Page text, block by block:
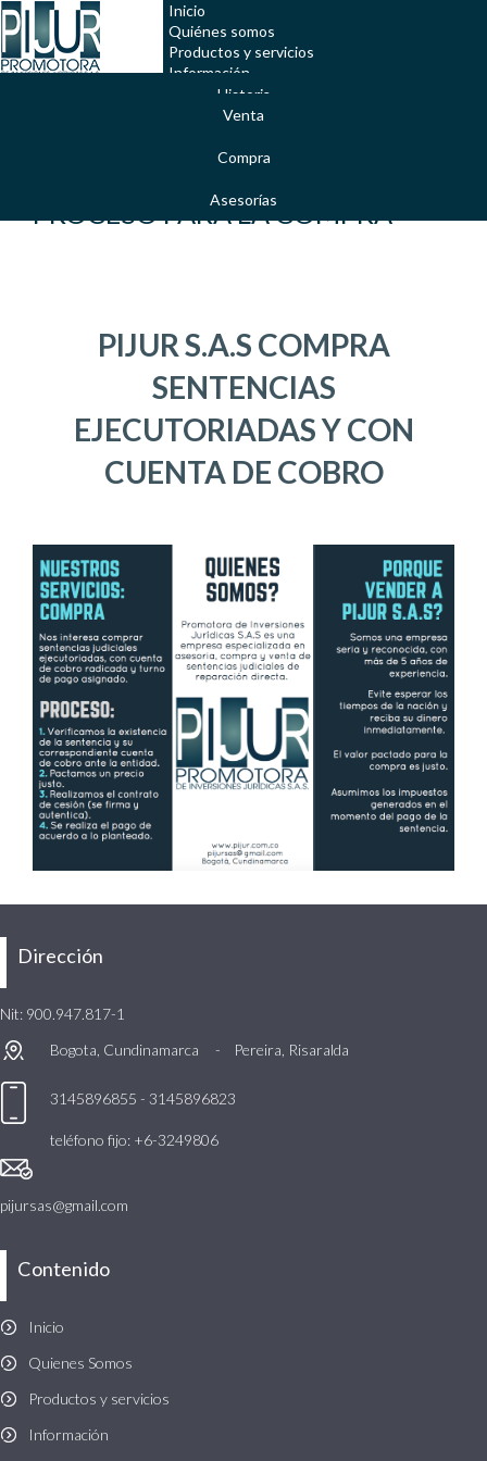
Inicio
Quiénes somos
Historia
Productos y servicios
Venta
Compra
Asesorías
Información
PROCESO PARA LA COMPRA
PIJUR S.A.S COMPRA
SENTENCIAS
EJECUTORIADAS Y CON
CUENTA DE COBRO
Dirección
Nit: 900.947.817-1
Bogota, Cundinamarca -
Pereira, Risaralda
3145896855 - 3145896823
teléfono fijo: +6-3249806
pijursas@gmail.com
Contenido
Inicio
Quienes Somos
Productos y servicios
Información